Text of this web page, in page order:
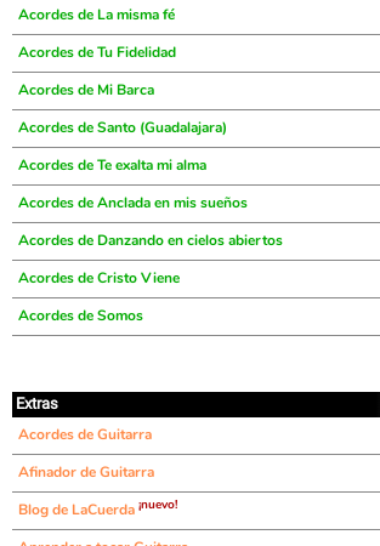
Acordes de La misma fé
Acordes de Tu Fidelidad
Acordes de Mi Barca
Acordes de Santo (Guadalajara)
Acordes de Te exalta mi alma
Acordes de Anclada en mis sueños
Acordes de Danzando en cielos abiertos
Acordes de Cristo Viene
Acordes de Somos
Extras
Acordes de Guitarra
Afinador de Guitarra
Blog de LaCuerda ¡nuevo!